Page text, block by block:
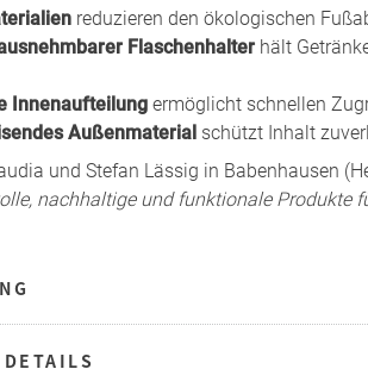
reduzieren den ökologischen
Flaschenhalter hält
Innenaufteilung ermöglicht schnellen
Außenmaterial schützt Inhalt
und Stefan Lässig in Babenhausen
nachhaltige und funktionale Produkte